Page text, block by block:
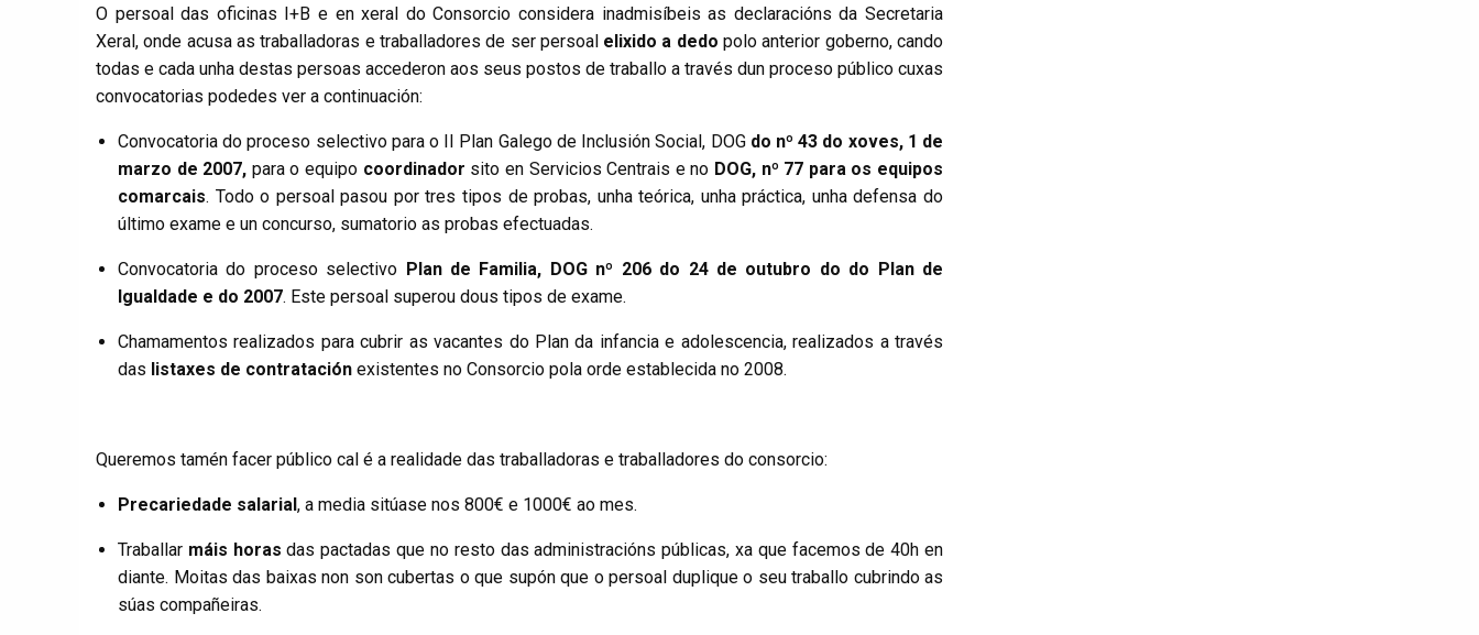
O persoal das oficinas I+B e en xeral do Consorcio considera inadmisíbeis as declaracións da Secretaria
Xeral, onde acusa as traballadoras e traballadores de ser persoal elixido a dedo polo anterior goberno, cando
todas e cada unha destas persoas accederon aos seus postos de traballo a través dun proceso público cuxas
convocatorias podedes ver a continuación:
Convocatoria do proceso selectivo para o II Plan Galego de Inclusión Social, DOG do nº 43 do xoves, 1 de
marzo de 2007, para o equipo coordinador sito en Servicios Centrais e no DOG, nº 77 para os equipos
comarcais. Todo o persoal pasou por tres tipos de probas, unha teórica, unha práctica, unha defensa do
último exame e un concurso, sumatorio as probas efectuadas.
Convocatoria do proceso selectivo Plan de Familia, DOG nº 206 do 24 de outubro do do Plan de
Igualdade e do 2007. Este persoal superou dous tipos de exame.
Chamamentos realizados para cubrir as vacantes do Plan da infancia e adolescencia, realizados a través
das listaxes de contratación existentes no Consorcio pola orde establecida no 2008.
Queremos tamén facer público cal é a realidade das traballadoras e traballadores do consorcio:
Precariedade salarial , a media sitúase nos 800€ e 1000€ ao mes.
Traballar máis horas das pactadas que no resto das administracións públicas, xa que facemos de 40h en
diante. Moitas das baixas non son cubertas o que supón que o persoal duplique o seu traballo cubrindo as
súas compañeiras.